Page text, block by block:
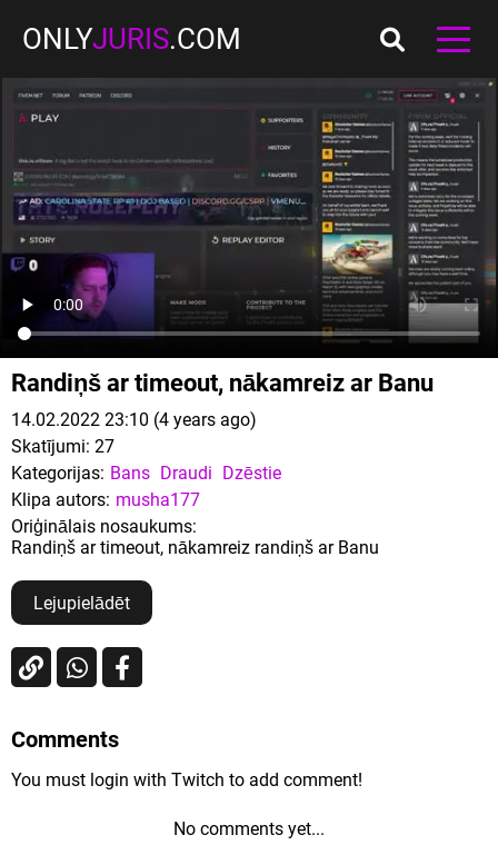
ONLYJURIS.COM
Randiņš ar timeout, nākamreiz ar Banu
14.02.2022 23:10 (4 years ago)
Skatījumi: 27
Kategorijas: Bans Draudi Dzēstie
Klipa autors: musha177
Oriģinālais nosaukums:
Randiņš ar timeout, nākamreiz randiņš ar Banu
Lejupielādēt
Comments
You must login with Twitch to add comment!
No comments yet...